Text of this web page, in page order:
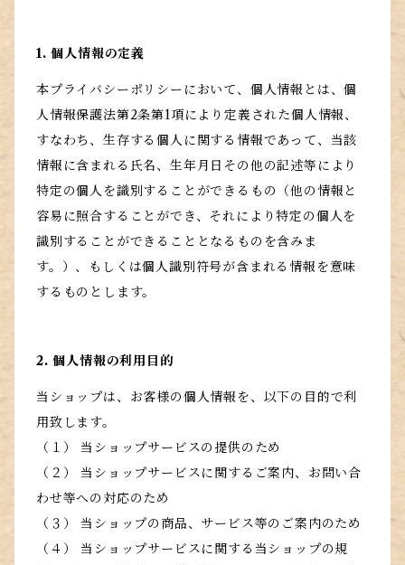
1. 個人情報の定義
本プライバシーポリシーにおいて、個人情報とは、個
人情報保護法第2条第1項により定義された個人情報、
すなわち、生存する個人に関する情報であって、当該
情報に含まれる氏名、生年月日その他の記述等により
特定の個人を識別することができるもの（他の情報と
容易に照合することができ、それにより特定の個人を
識別することができることとなるものを含みま
す。）、もしくは個人識別符号が含まれる情報を意味
するものとします。
2. 個人情報の利用目的
当ショップは、お客様の個人情報を、以下の目的で利
用致します。
（１） 当ショップサービスの提供のため
（２） 当ショップサービスに関するご案内、お問い合
わせ等への対応のため
（３） 当ショップの商品、サービス等のご案内のため
（４） 当ショップサービスに関する当ショップの規